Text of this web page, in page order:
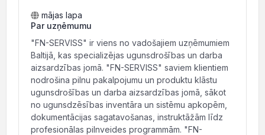
mājas lapa
Par uzņēmumu
"FN-SERVISS" ir viens no vadošajiem uzņēmumiem
Baltijā, kas specializējas ugunsdrošības un darba
aizsardzības jomā. "FN-SERVISS" saviem klientiem
nodrošina pilnu pakalpojumu un produktu klāstu
ugunsdrošības un darba aizsardzības jomā, sākot
no ugunsdzēsības inventāra un sistēmu apkopēm,
dokumentācijas sagatavošanas, instruktāžām līdz
profesionālas pilnveides programmām. "FN-